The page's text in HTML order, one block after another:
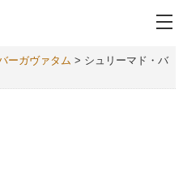
ーガヴァタム > シュリーマド・バ